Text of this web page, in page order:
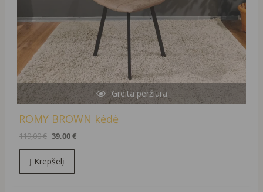
Greita peržiūra
ROMY BROWN kėdė
119,00€ 39,00€
Į Krepšelį